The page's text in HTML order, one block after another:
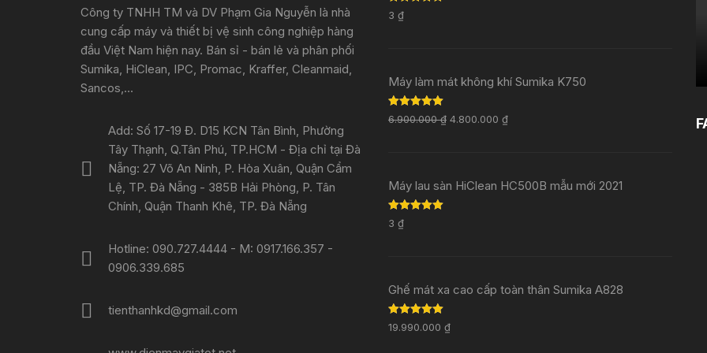
Công ty TNHH TM và DV Phạm Gia Nguyễn là nhà
cung cấp máy và thiết bị vệ sinh công nghiệp hàng
đầu Việt Nam hiện nay. Bán sỉ - bán lẻ và phân phối
Sumika, HiClean, IPC, Promac, Kraffer, Cleanmaid,
Sancos,...
Add: Số 17-19 Đ. D15 KCN Tân Bình, Phường
Tây Thạnh, Q.Tân Phú, TP.HCM - Địa chỉ tại Đà
Nẵng: 27 Võ An Ninh, P. Hòa Xuân, Quận Cẩm
Lệ, TP. Đà Nẵng - 385B Hải Phòng, P. Tân
Chính, Quận Thanh Khê, TP. Đà Nẵng
Hotline: 090.727.4444 - M: 0917.166.357 -
0906.339.685
tienthanhkd@gmail.com
Rated
out of 5
3 ₫
Máy làm mát không khí Sumika K750
Rated 5.00
out of 5
6.900.000₫ 4.800.000 ₫
Máy lau sàn HiClean HC500B mẫu mới 2021
Rated
out of 5
3 ₫
Ghế mát xa cao cấp toàn thân Sumika A828
Rated5.00
out of 5
19.990.000 ₫